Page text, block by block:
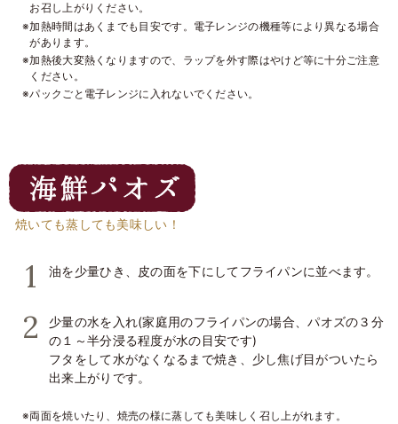
お召し上がりください。
※加熱時間はあくまでも目安です。電子レンジの機種等により異なる場合
があります。
※加熱後大変熱くなりますので、ラップを外す際はやけど等に十分ご注意
ください。
※パックごと電子レンジに入れないでください。
焼いても蒸しても美味しい！
油を少量ひき、皮の面を下にしてフライパンに並べます。
少量の水を入れ(家庭用のフライパンの場合、パオズの３分
の１～半分浸る程度が水の目安です)
フタをして水がなくなるまで焼き、少し焦げ目がついたら
出来上がりです。
※両面を焼いたり、焼売の様に蒸しても美味しく召し上がれます。